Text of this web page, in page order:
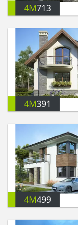
4M713
4M391
4M499